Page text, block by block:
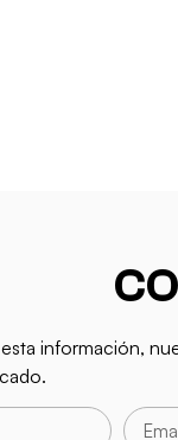
información,